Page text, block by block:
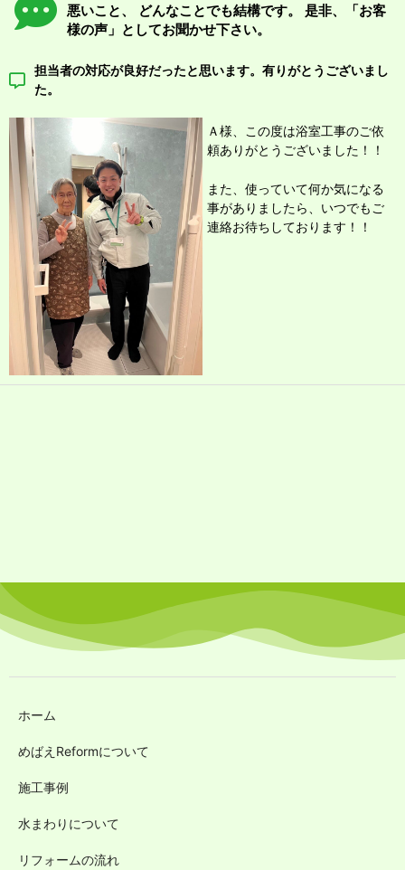
悪いこと、 どんなことでも結構です。 是非、「お客
様の声」としてお聞かせ下さい。
担当者の対応が良好だったと思います。有りがとうございまし
た。
Ａ様、この度は浴室工事のご依
頼ありがとうございました！！
また、使っていて何か気になる
事がありましたら、いつでもご
連絡お待ちしております！！
ホーム
めばえReformについて
施工事例
水まわりについて
リフォームの流れ